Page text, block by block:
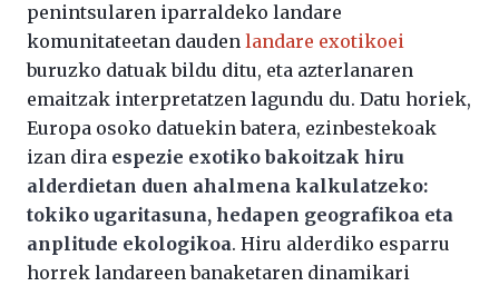
penintsularen iparraldeko landare
komunitateetan dauden landare exotikoei
buruzko datuak bildu ditu, eta azterlanaren
emaitzak interpretatzen lagundu du. Datu horiek,
Europa osoko datuekin batera, ezinbestekoak
izan dira espezie exotiko bakoitzak hiru
alderdietan duen ahalmena kalkulatzeko:
tokiko ugaritasuna, hedapen geografikoa eta
anplitude ekologikoa. Hiru alderdiko esparru
horrek landareen banaketaren dinamikari